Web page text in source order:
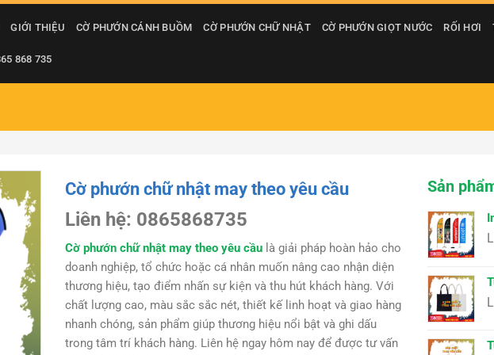
GIỚI THIỆU CỜ PHƯỚN CÁNH BUỒM CỜ PHƯỚN CHỮ NHẬT CỜ PHƯỚN GIỌT NƯỚC RỐI HƠI
868 735
Sản
Cờ phướn chữ nhật may theo yêu cầu
Liên hệ: 0865868735
Cờ phướn chữ nhật may theo yêu cầulà giải pháp hoàn hảo cho
doanh nghiệp, tổ chức hoặc cá nhân muốn nâng cao nhận diện
thương hiệu, tạo điểm nhấn sự kiện và thu hút khách hàng. Với
chất lượng cao, màu sắc sắc nét, thiết kế linh hoạt và giao hàng
nhanh chóng, sản phẩm giúp thương hiệu nổi bật và ghi dấu
trong tâm trí khách hàng. Liên hệ ngay hôm nay để được tư vấn